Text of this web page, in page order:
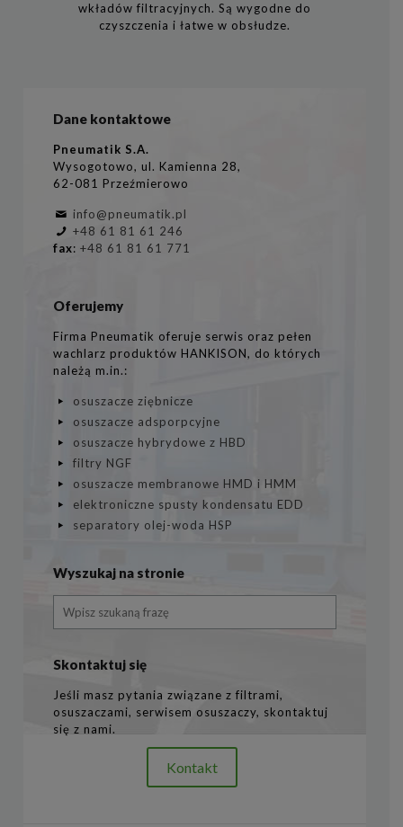
wkładów filtracyjnych. Są wygodne do
czyszczenia i łatwe w obsłudze.
Dane kontaktowe
Pneumatik S.A.
Wysogotowo, ul. Kamienna 28,
62-081 Przeźmierowo
info@pneumatik.pl
+48 61 81 61 246
fax: +48 61 81 61 771
Oferujemy
Firma Pneumatik oferuje serwis oraz pełen
wachlarz produktów HANKISON, do których
należą m.in.:
osuszacze ziębnicze
osuszacze adsporpcyjne
osuszacze hybrydowe z HBD
filtry NGF
osuszacze membranowe HMD i HMM
elektroniczne spusty kondensatu EDD
separatory olej-woda HSP
Wyszukaj na stronie
Skontaktuj się
Jeśli masz pytania związane z filtrami,
osuszaczami, serwisem osuszaczy, skontaktuj
się z nami.
Kontakt